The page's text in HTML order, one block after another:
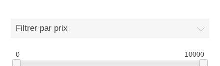
Filtrer par prix
0 10000